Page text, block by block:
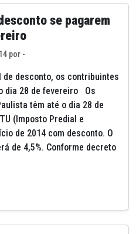
se pagarem
por -
desconto, os contribuintes
dia 28 de fevereiro Os
têm até o dia 28 de
(Imposto Predial e
de 2014 com desconto. O
de 4,5%. Conforme decreto